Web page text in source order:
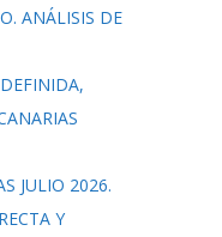
ANÁLISIS DE
JULIO 2026.
Y